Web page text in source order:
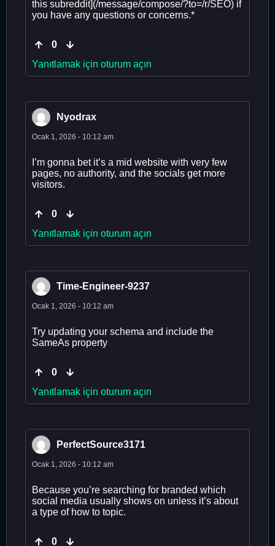
this subreddit](/message/compose/?to=/r/SEO) if
you have any questions or concerns.*
0
Yanıtlamak için oturum açın
Nyodrax
Ocak 1, 2026 - 10:12 am
I’m gonna bet it’s a mid website with very few
pages, no authority, and the socials get more
visitors.
0
Yanıtlamak için oturum açın
Time-Engineer-9237
Ocak 1, 2026 - 10:12 am
Try updating your schema and include the
SameAs property
0
Yanıtlamak için oturum açın
PerfectSource3171
Ocak 1, 2026 - 10:12 am
Because you’re searching for branded which
social media usually shows on unless it’s about
a type of how to topic.
0